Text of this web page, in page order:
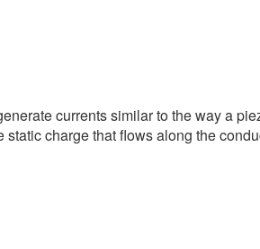
currents similar to the way a
charge that flows along the